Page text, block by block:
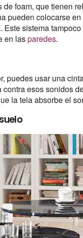
foam, que tienen
pueden colocarse
sistema
en lasparedes.
puedes usar una
esos sonidos
la tela absorbe el